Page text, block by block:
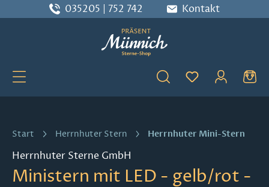
Zum Hauptinhalt springen
035205 | 752 742 Kontakt
Du hast 0
Start Herrnhuter Stern Herrnhuter Mini-Stern
Herrnhuter Sterne GmbH
Ministern mit LED - gelb/rot -